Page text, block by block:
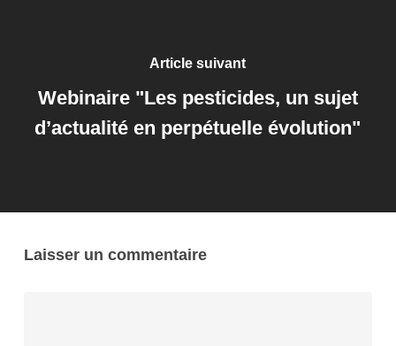
Article suivant
Webinaire "Les pesticides, un sujet
d’actualité en perpétuelle évolution"
Laisser un commentaire